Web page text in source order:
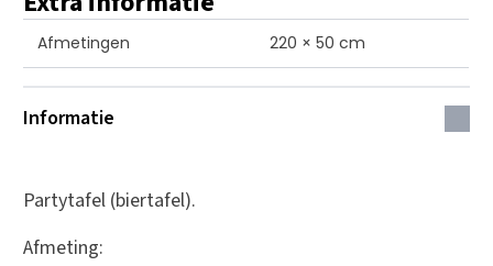
Afmetingen 220 × 50 cm
Informatie
Partytafel (biertafel).
Afmeting: